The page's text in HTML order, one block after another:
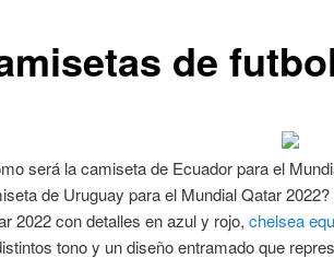
de
será la camiseta de Ecuador para el
de Uruguay para el Mundial Qatar
2022 con detalles en azul y rojo, chelsea
tono y un diseño entramado que